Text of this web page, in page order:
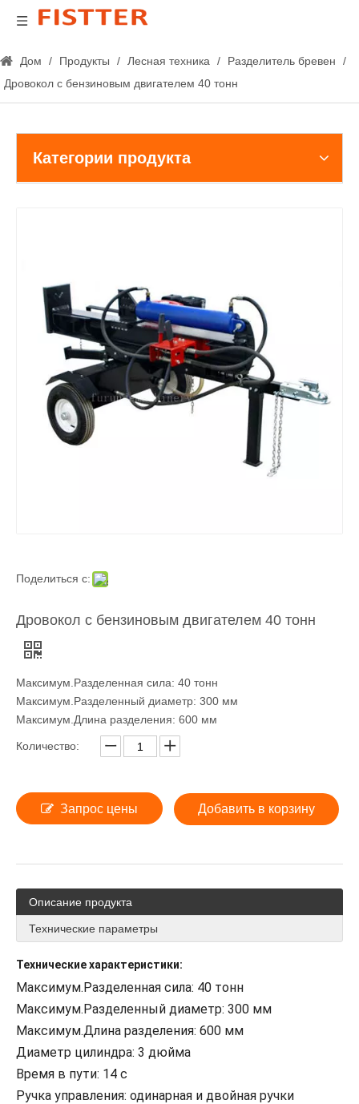
Дом / Продукты / Лесная техника / Разделитель бревен
/
Дровокол с бензиновым двигателем 40 тонн
Категории продукта
Поделиться с:
Дровокол с бензиновым двигателем 40 тонн
Максимум.Разделенная сила: 40 тонн
Максимум.Разделенный диаметр: 300 мм
Максимум.Длина разделения: 600 мм
Количество:
Запрос цены Добавить в корзину
Описание продукта
Технические параметры
Технические характеристики:
Максимум.Разделенная сила: 40 тонн
Максимум.Разделенный диаметр: 300 мм
Максимум.Длина разделения: 600 мм
Диаметр цилиндра: 3 дюйма
Время в пути: 14 с
Ручка управления: одинарная и двойная ручки